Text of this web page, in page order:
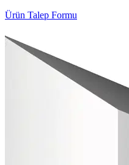
Ürün Talep Formu